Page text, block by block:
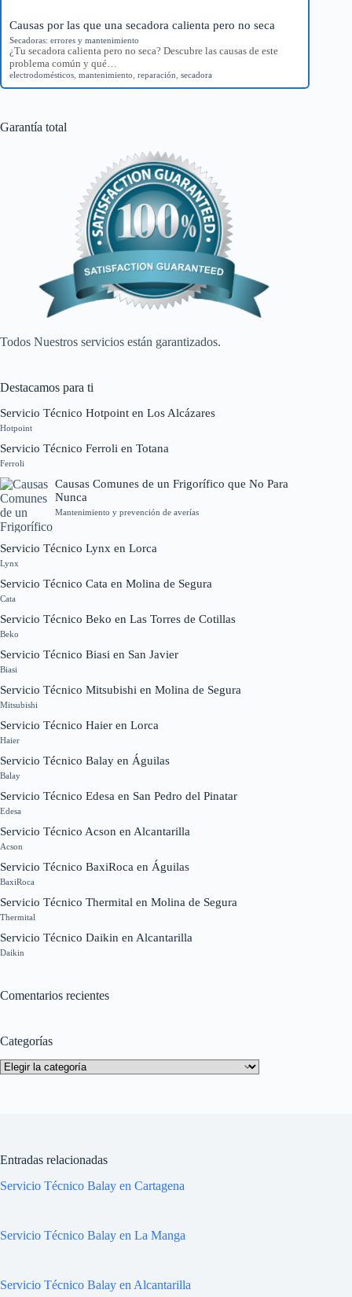
Causas por las que una secadora calienta pero no seca
Secadoras: errores y mantenimiento
¿Tu secadora calienta pero no seca? Descubre las causas de este
problema común y qué…
electrodomésticos mantenimiento reparación secadora
Garantía total
Todos Nuestros servicios están garantizados.
Destacamos para ti
Servicio Técnico Hotpoint en Los Alcázares
Hotpoint
Servicio Técnico Ferroli en Totana
Ferroli
Causas Comunes de un Frigorífico que No Para
Nunca
Mantenimiento y prevención de averías
Servicio Técnico Lynx en Lorca
Lynx
Servicio Técnico Cata en Molina de Segura
Cata
Servicio Técnico Beko en Las Torres de Cotillas
Beko
Servicio Técnico Biasi en San Javier
Biasi
Servicio Técnico Mitsubishi en Molina de Segura
Mitsubishi
Servicio Técnico Haier en Lorca
Haier
Servicio Técnico Balay en Águilas
Balay
Servicio Técnico Edesa en San Pedro del Pinatar
Edesa
Servicio Técnico Acson en Alcantarilla
Acson
Servicio Técnico BaxiRoca en Águilas
BaxiRoca
Servicio Técnico Thermital en Molina de Segura
Thermital
Servicio Técnico Daikin en Alcantarilla
Daikin
Comentarios recientes
Categorías
Categorías
Entradas relacionadas
Servicio Técnico Balay en Cartagena
Servicio Técnico Balay en La Manga
Servicio Técnico Balay en Alcantarilla